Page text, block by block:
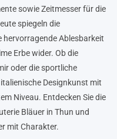
sowie Zeitmesser für die
spiegeln die
Ablesbarkeit
Erbe wider. Ob die
oder die sportliche
Designkunst mit
Niveau. Entdecken Sie die
Bläuer in Thun und
mit Charakter.